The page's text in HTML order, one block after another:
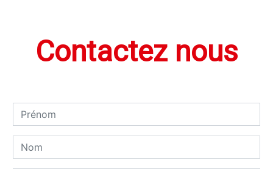
Contactez nous